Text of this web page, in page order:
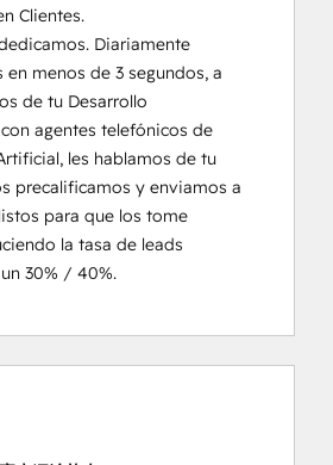
Clientes.
Diariamente
menos de 3 segundos, a
de tu Desarrollo
agentes telefónicos de
les hablamos de tu
precalificamos y enviamos a
para que los tome
la tasa de leads
30% / 40%.